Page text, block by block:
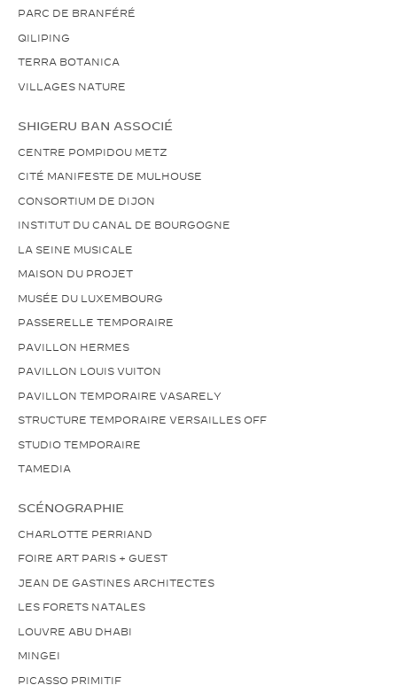
PARC DE BRANFÉRÉ
QILIPING
TERRA BOTANICA
VILLAGES NATURE
SHIGERU BAN ASSOCIÉ
CENTRE POMPIDOU METZ
CITÉ MANIFESTE DE MULHOUSE
CONSORTIUM DE DIJON
INSTITUT DU CANAL DE BOURGOGNE
LA SEINE MUSICALE
MAISON DU PROJET
MUSÉE DU LUXEMBOURG
PASSERELLE TEMPORAIRE
PAVILLON HERMES
PAVILLON LOUIS VUITON
PAVILLON TEMPORAIRE VASARELY
STRUCTURE TEMPORAIRE VERSAILLES OFF
STUDIO TEMPORAIRE
TAMEDIA
SCÉNOGRAPHIE
CHARLOTTE PERRIAND
FOIRE ART PARIS + GUEST
JEAN DE GASTINES ARCHITECTES
LES FORETS NATALES
LOUVRE ABU DHABI
MINGEI
PICASSO PRIMITIF